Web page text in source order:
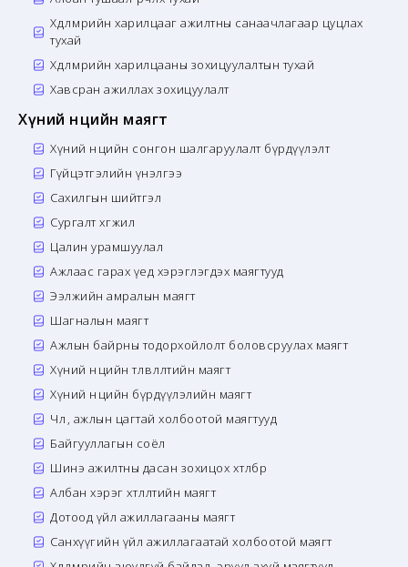
Хөдөлмөрийн харилцааг ажилтны санаачлагаар цуцлах
тухай
Хөдөлмөрийн харилцааны зохицуулалтын тухай
Хавсран ажиллах зохицуулалт
Хүний нөөцийн маягт
Хүний нөөцийн сонгон шалгаруулалт бүрдүүлэлт
Гүйцэтгэлийн үнэлгээ
Сахилгын шийтгэл
Сургалт хөгжил
Цалин урамшуулал
Ажлаас гарах үед хэрэглэгдэх маягтууд
Ээлжийн амралын маягт
Шагналын маягт
Ажлын байрны тодорхойлолт боловсруулах маягт
Хүний нөөцийн төлөвлөлтийн маягт
Хүний нөөцийн бүрдүүлэлийн маягт
Чөлөө, ажлын цагтай холбоотой маягтууд
Байгууллагын соёл
Шинэ ажилтны дасан зохицох хөтөлбөр
Албан хэрэг хөтлөлтийн маягт
Дотоод үйл ажиллагааны маягт
Санхүүгийн үйл ажиллагаатай холбоотой маягт